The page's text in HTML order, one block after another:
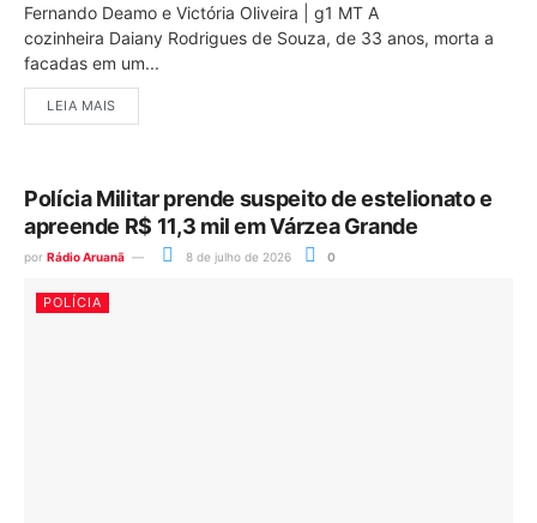
Fernando Deamo e Victória Oliveira | g1 MT A
cozinheira Daiany Rodrigues de Souza, de 33 anos, morta a
facadas em um...
LEIA MAIS
Polícia Militar prende suspeito de estelionato e
apreende R$ 11,3 mil em Várzea Grande
por Rádio Aruanã 8 de julho de 2026 0
POLÍCIA